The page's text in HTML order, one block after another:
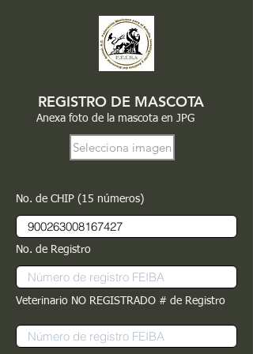
REGISTRO DE MASCOTA
Anexa foto de la mascota en JPG
Selecciona imagen
No. de CHIP (15 números)
No. de Registro
Veterinario NO REGISTRADO # de Registro